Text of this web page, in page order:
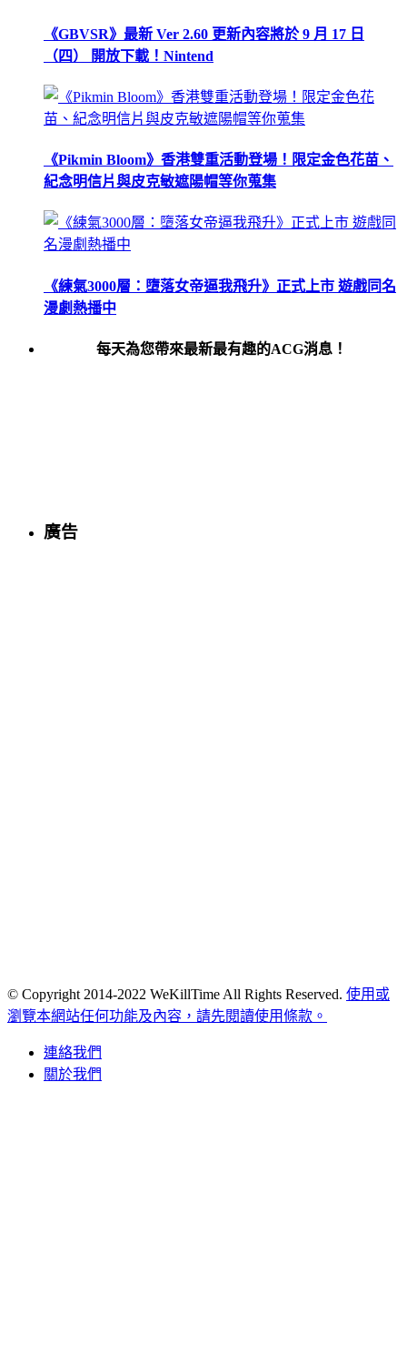
《GBVSR》最新 Ver 2.60 更新內容將於 9 月 17 日
（四） 開放下載！Nintend
《Pikmin Bloom》香港雙重活動登場！限定金色花苗、
紀念明信片與皮克敏遮陽帽等你蒐集
《練氣3000層：墮落女帝逼我飛升》正式上市 遊戲同名
漫劇熱播中
每天為您帶來最新最有趣的ACG消息！
廣告
© Copyright 2014-2022 WeKillTime All Rights Reserved. 使用或
瀏覽本網站任何功能及內容，請先閱讀使用條款。
連絡我們
關於我們